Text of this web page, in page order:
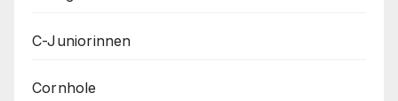
C-Juniorinnen
Cornhole